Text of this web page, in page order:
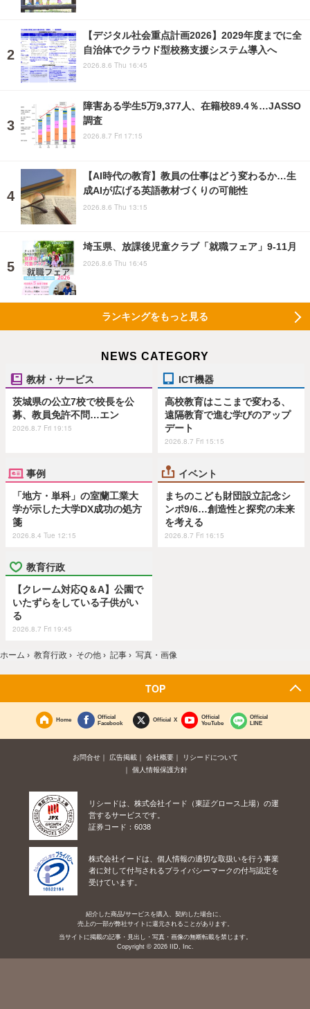
【デジタル社会重点計画2026】2029年度までに全
自治体でクラウド型校務支援システム導入へ
2026.8.6 Thu 16:45
障害ある学生5万9,377人、在籍校89.4％…JASSO
調査
2026.8.7 Fri 17:15
【AI時代の教育】教員の仕事はどう変わるか…生
成AIが広げる英語教材づくりの可能性
2026.8.6 Thu 13:15
埼玉県、放課後児童クラブ「就職フェア」9-11月
2026.8.6 Thu 16:45
ランキングをもっと見る
NEWS CATEGORY
教材・サービス
茨城県の公立7校で校長を公
募、教員免許不問…エン
2026.8.7 Fri 19:15
ICT機器
高校教育はここまで変わる、
遠隔教育で進む学びのアップ
デート
2026.8.7 Fri 15:15
事例
「地方・単科」の室蘭工業大
学が示した大学DX成功の処方
箋
2026.8.4 Tue 12:15
イベント
まちのこども財団設立記念シ
ンポ9/6…創造性と探究の未来
を考える
2026.8.7 Fri 16:15
教育行政
【クレーム対応Q＆A】公園で
いたずらをしている子供がい
る
2026.8.7 Fri 19:45
ホーム › 教育行政 › その他 › 記事 › 写真・画像
TOP
Home
Official
Facebook
Official X
Official
YouTube
Official
LINE
お問合せ 広告掲載 会社概要
リシードについて
個人情報保護方針
リシードは、株式会社イード（東証グロース上場）の運
営するサービスです。
証券コード：6038
株式会社イードは、個人情報の適切な取扱いを行う事業
者に対して付与されるプライバシーマークの付与認定を
受けています。
紹介した商品/サービスを購入、契約した場合に、
売上の一部が弊社サイトに還元されることがあります。
当サイトに掲載の記事・見出し・写真・画像の無断転載を禁じます。
Copyright © 2026 IID, Inc.